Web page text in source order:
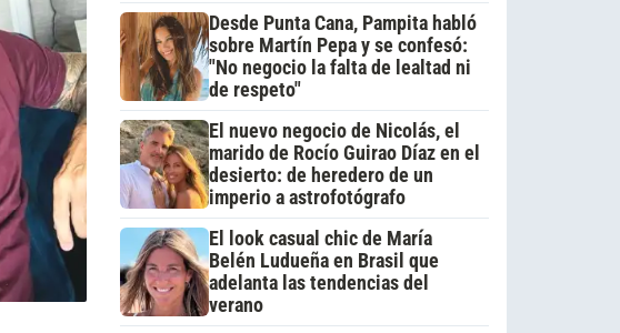
Desde Punta Cana, Pampita habló
sobre Martín Pepa y se confesó:
"No negocio la falta de lealtad ni
de respeto"
El nuevo negocio de Nicolás, el
marido de Rocío Guirao Díaz en el
desierto: de heredero de un
imperio a astrofotógrafo
El look casual chic de María
Belén Ludueña en Brasil que
adelanta las tendencias del
verano